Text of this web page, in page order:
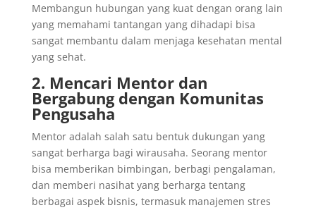
Membangun hubungan yang kuat dengan orang lain
yang memahami tantangan yang dihadapi bisa
sangat membantu dalam menjaga kesehatan mental
yang sehat.
2. Mencari Mentor dan
Bergabung dengan Komunitas
Pengusaha
Mentor adalah salah satu bentuk dukungan yang
sangat berharga bagi wirausaha. Seorang mentor
bisa memberikan bimbingan, berbagi pengalaman,
dan memberi nasihat yang berharga tentang
berbagai aspek bisnis, termasuk manajemen stres